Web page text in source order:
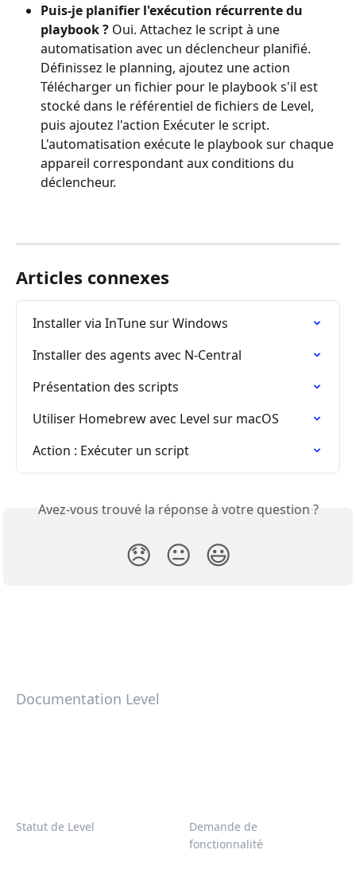
Puis-je planifier l'exécution récurrente du
playbook ? Oui. Attachez le script à une
automatisation avec un déclencheur planifié.
Définissez le planning, ajoutez une action
Télécharger un fichier pour le playbook s'il est
stocké dans le référentiel de fichiers de Level,
puis ajoutez l'action Exécuter le script.
L'automatisation exécute le playbook sur chaque
appareil correspondant aux conditions du
déclencheur.
Articles connexes
Installer via InTune sur Windows
Installer des agents avec N-Central
Présentation des scripts
Utiliser Homebrew avec Level sur macOS
Action : Exécuter un script
Avez-vous trouvé la réponse à votre question ?
😞 😐 😃
Documentation Level
Statut de Level
Demande de
fonctionnalité